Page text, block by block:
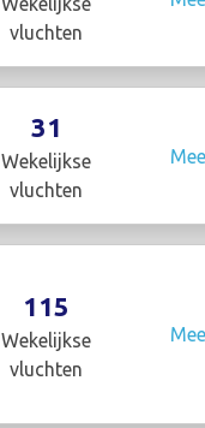
vluchten
31
Wekelijkse
vluchten
115
Wekelijkse
vluchten